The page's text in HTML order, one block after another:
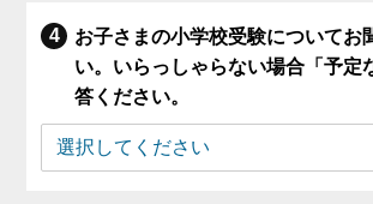
お子さまの小学校受験についてお
い。いらっしゃらない場合「予定
答ください。